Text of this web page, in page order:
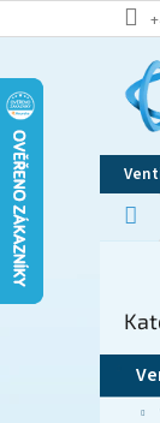
na
r